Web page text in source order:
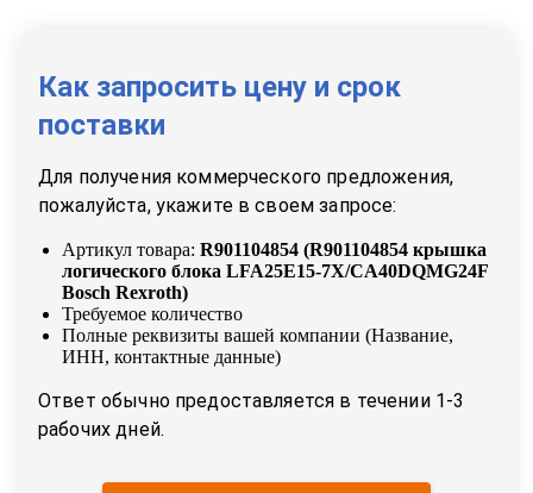
Как запросить цену и срок
поставки
Для получения коммерческого предложения,
пожалуйста, укажите в своем запросе:
Артикул товара: R901104854 (R901104854 крышка
логического блока LFA25E15-7X/CA40DQMG24F
Bosch Rexroth)
Требуемое количество
Полные реквизиты вашей компании (Название,
ИНН, контактные данные)
Ответ обычно предоставляется в течении 1-3
рабочих дней.